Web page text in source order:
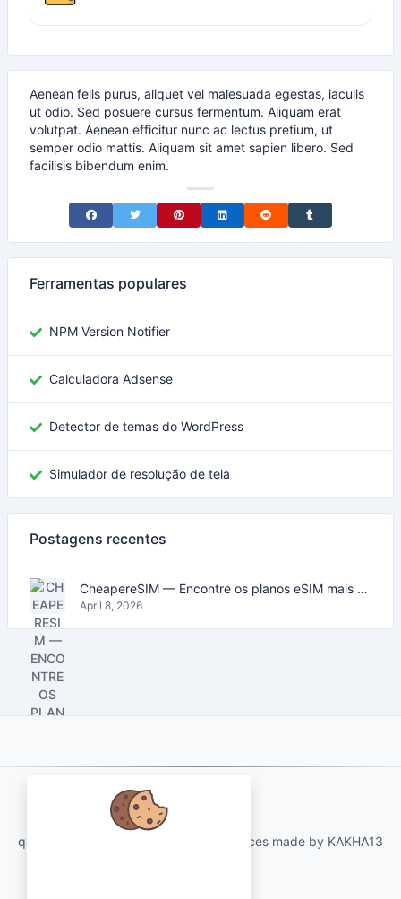
Aenean felis purus, aliquet vel malesuada egestas, iaculis
ut odio. Sed posuere cursus fermentum. Aliquam erat
volutpat. Aenean efficitur nunc ac lectus pretium, ut
semper odio mattis. Aliquam sit amet sapien libero. Sed
facilisis bibendum enim.
Share on Facebook
Share on TwitterShare on Pinterest
Share on LinkedIn
Share on RedditShare on Tumblr
Ferramentas populares
NPM Version Notifier
Calculadora Adsense
Detector de temas do WordPress
Simulador de resolução de tela
Postagens recentes
CheapereSIM — Encontre os planos eSIM mais baratos para viajar em 2026
April 8, 2026
qartvelo.com free online tools and services made by KAKHA13